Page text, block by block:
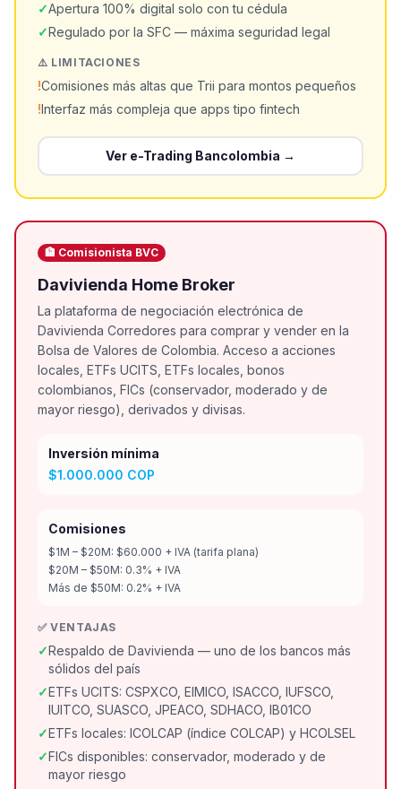
✓Apertura 100% digital solo con tu cédula
✓Regulado por la SFC — máxima seguridad legal
⚠️ LIMITACIONES
!Comisiones más altas que Trii para montos pequeños
!Interfaz más compleja que apps tipo fintech
Ver e-Trading Bancolombia →
🏦 Comisionista BVC
Davivienda Home Broker
La plataforma de negociación electrónica de
Davivienda Corredores para comprar y vender en la
Bolsa de Valores de Colombia. Acceso a acciones
locales, ETFs UCITS, ETFs locales, bonos
colombianos, FICs (conservador, moderado y de
mayor riesgo), derivados y divisas.
Inversión mínima
$1.000.000 COP
Comisiones
$1M – $20M: $60.000 + IVA (tarifa plana)
$20M – $50M: 0.3% + IVA
Más de $50M: 0.2% + IVA
✅ VENTAJAS
✓Respaldo de Davivienda — uno de los bancos más
sólidos del país
✓ETFs UCITS: CSPXCO, EIMICO, ISACCO, IUFSCO,
IUITCO, SUASCO, JPEACO, SDHACO, IB01CO
✓ETFs locales: ICOLCAP (índice COLCAP) y HCOLSEL
✓FICs disponibles: conservador, moderado y de
mayor riesgo